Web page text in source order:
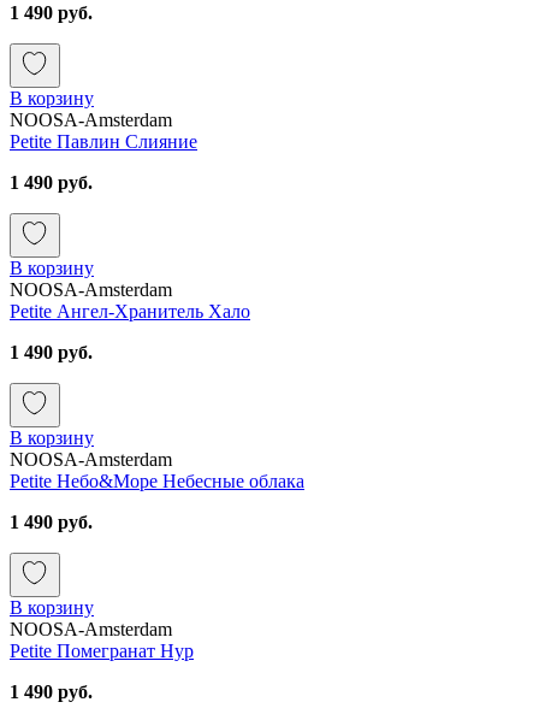
1 490 руб.
В корзину
NOOSA-Amsterdam
Petite Павлин Слияние
1 490 руб.
В корзину
NOOSA-Amsterdam
Petite Ангел-Хранитель Хало
1 490 руб.
В корзину
NOOSA-Amsterdam
Petite Небо&Море Небесные облака
1 490 руб.
В корзину
NOOSA-Amsterdam
Petite Помегранат Нур
1 490 руб.